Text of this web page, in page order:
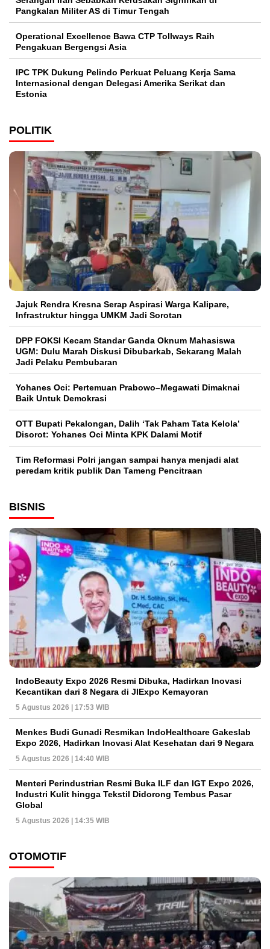
Pangkalan Militer AS di Timur Tengah
Operational Excellence Bawa CTP Tollways Raih
Pengakuan Bergengsi Asia
IPC TPK Dukung Pelindo Perkuat Peluang Kerja Sama
Internasional dengan Delegasi Amerika Serikat dan
Estonia
POLITIK
Jajuk Rendra Kresna Serap Aspirasi Warga Kalipare,
Infrastruktur hingga UMKM Jadi Sorotan
DPP FOKSI Kecam Standar Ganda Oknum Mahasiswa
UGM: Dulu Marah Diskusi Dibubarkab, Sekarang Malah
Jadi Pelaku Pembubaran
Yohanes Oci: Pertemuan Prabowo–Megawati Dimaknai
Baik Untuk Demokrasi
OTT Bupati Pekalongan, Dalih ‘Tak Paham Tata Kelola’
Disorot: Yohanes Oci Minta KPK Dalami Motif
Tim Reformasi Polri jangan sampai hanya menjadi alat
peredam kritik publik Dan Tameng Pencitraan
BISNIS
IndoBeauty Expo 2026 Resmi Dibuka, Hadirkan Inovasi
Kecantikan dari 8 Negara di JIExpo Kemayoran
5 Agustus 2026 | 17:53 WIB
Menkes Budi Gunadi Resmikan IndoHealthcare Gakeslab
Expo 2026, Hadirkan Inovasi Alat Kesehatan dari 9 Negara
5 Agustus 2026 | 14:40 WIB
Menteri Perindustrian Resmi Buka ILF dan IGT Expo 2026,
Industri Kulit hingga Tekstil Didorong Tembus Pasar
Global
5 Agustus 2026 | 14:35 WIB
OTOMOTIF